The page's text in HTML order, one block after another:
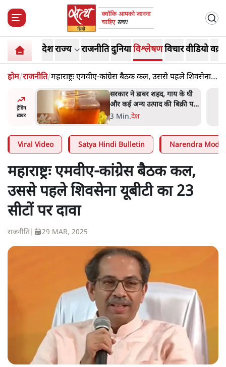
देशराज्य राजनीतिदुनियाविश्लेषणविचारवीडियो
होम/राजनीति/महाराष्ट्रः एमवीए-कांग्रेस बैठक कल, उससे पहले शिवसेना
यूबीटी का 23 सीटों पर दावा
ट्रेंडिंग
ख़बर
के घी
पर
'महाराष्ट्र में गैर बीजेपी वोटरों के
नामों को काटने की बड़ी साज़िश'-
रोहित पवार का आरोप
4 Min.महाराष्ट्र
Viral Video Satya Hindi Bulletin Narendra Modi
महाराष्ट्रः एमवीए-कांग्रेस बैठक कल,
उससे पहले शिवसेना यूबीटी का 23
सीटों पर दावा
राजनीति 29 MAR, 2025